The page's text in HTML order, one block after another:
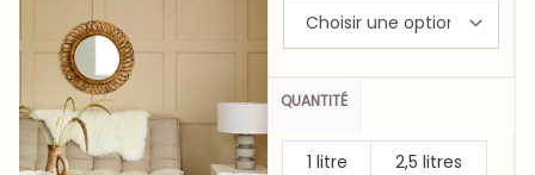
QUANTITÉ
1 litre
2,5 litres